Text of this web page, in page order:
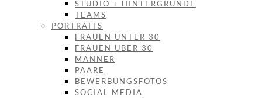
STUDIO + HINTERGRÜNDE
TEAMS
PORTRAITS
FRAUEN UNTER 30
FRAUEN ÜBER 30
MÄNNER
PAARE
BEWERBUNGSFOTOS
SOCIAL MEDIA